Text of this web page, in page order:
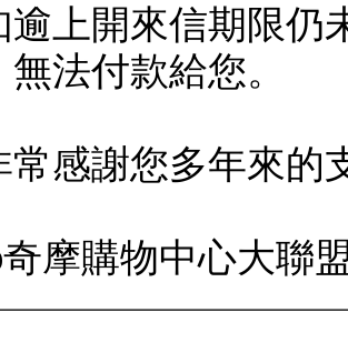
逾上開來信期限仍
法付款給您。
常感謝您多年來的
奇摩購物中心大